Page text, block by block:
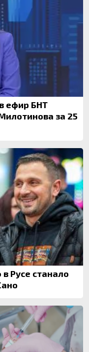
ефир БНТ
за 25
Русе станало